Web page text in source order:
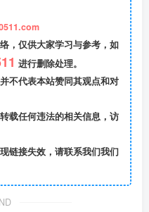
，仅供大家学习与参考，如
进行删除处理。
不代表本站赞同其观点和对
载任何违法的相关信息，访
链接失效，请联系我们我们